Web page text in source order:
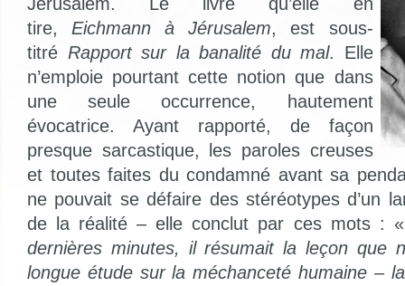
tire, Eichmann à Jérusalem, est sous-
titré Rapport sur la banalité du mal. Elle
n’emploie pourtant cette notion que dans
une seule occurrence, hautement
évocatrice. Ayant rapporté, de façon
presque sarcastique, les paroles creuses
et toutes faites du condamné avant sa
ne pouvait se défaire des stéréotypes d’un
de la réalité – elle conclut par ces mots :
dernières minutes, il résumait la leçon que
longue étude sur la méchanceté humaine –